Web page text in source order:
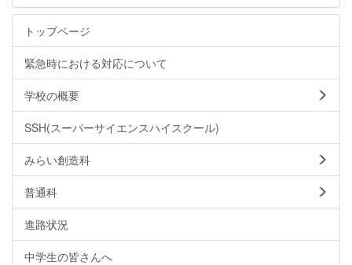
トップページ
緊急時における対応について
学校の概要
SSH(スーパーサイエンスハイスクール)
みらい創造科
普通科
進路状況
中学生の皆さんへ